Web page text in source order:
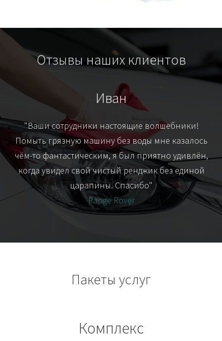
Отзывы наших клиентов
Иван
"Ваши сотрудники настоящие волшебники!
Помыть грязную машину без воды мне казалось
чём-то фантастическим, я был приятно удивлён,
когда увидел свой чистый ренджик без единой
царапины. Спасибо"
Range Rover
Пакеты услуг
Комплекс